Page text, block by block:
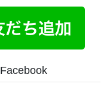
Facebook